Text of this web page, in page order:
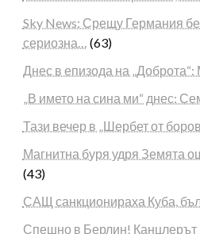
Sky News: Срещу Германия
сериозна… (63)
Днес в епизода на
„В името на сина ми“ днес:
Тази вечер в „Шербет от
Магнитна буря удря Земята
(43)
САЩ санкционираха Куба,
Спешно в Берлин!